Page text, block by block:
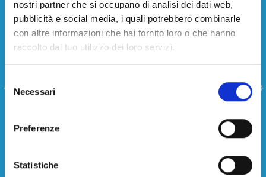
nostri partner che si occupano di analisi dei dati web,
pubblicità e social media, i quali potrebbero combinarle
con altre informazioni che hai fornito loro o che hanno
raccolto dal tuo utilizzo dei loro servizi.
delNecessari
Preferenze
Statistiche
funzionale in uno strumento di branding
efficace. Ogni foglio diventa un mezzo di
comunicazione visiva che rafforza
Rendere riconoscibile il brand anche in
Valorizzare il prodotto servito
Creare coerenza con il resto del